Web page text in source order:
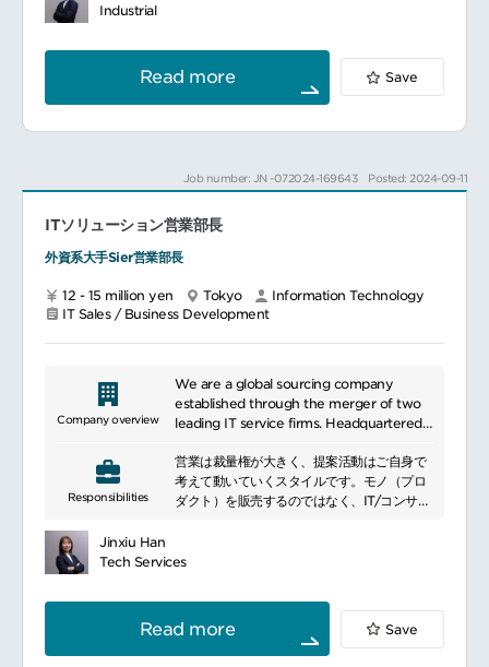
具体的な商談を創出していきます
新規顧客の開拓と既存顧客への提案の双方を
行います
マーケティングやインサイドセールス部門と
課題解決方法はペアとなるSE担当や製品部門
等と協力しながら進めていきます
作り商談を進めていきます
いきます
週次のフォーキャストミーティングでは四半
期ベースの数字の管理を行います
の機会を設けていますので情報発信や共有も
行っていきます
Industrial
Read more Save
Job number: JN -072024-169643 Posted: 2024-09-11
ITソリューション営業部長
外資系大手Sier営業部長
12 - 15 million yen Tokyo
Information Technology
IT Sales / Business Development
Company overview
We are a global sourcing company
established through the merger of two
leading IT service firms. Headquartered
global hub, providing business consulting
and technology services worldwide. Our
offerings include world-class business
globally.
Responsibilities
営業は裁量権が大きく、提案活動はご自身で
考えて動いていくスタイルです。モノ（プロ
ダクト）を販売するのではなく、IT/コンサル
営業力が重要になります。また、顧客担当と
必要です。顧客は金融・製造業・通信・流通/
物流などを中心に、大手企業が中心となりま
す。社内のデリバリ部門（IT部門、コンサル
ティング部門）と協働し、案件開拓、顧客関
Jinxiu Han
Tech Services
Read more Save